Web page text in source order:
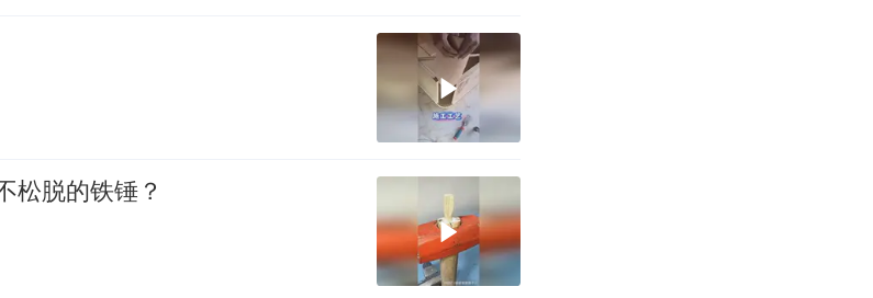
松脱的铁锤？